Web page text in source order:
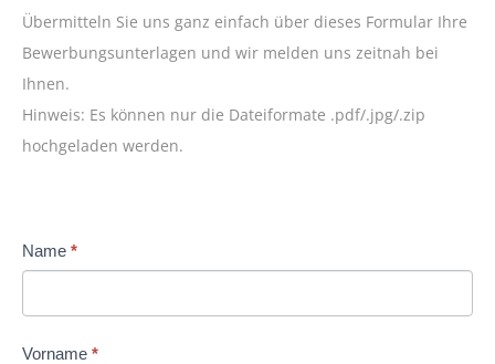
Übermitteln Sie uns ganz einfach über dieses Formular Ihre
Bewerbungsunterlagen und wir melden uns zeitnah bei
Ihnen.
Hinweis: Es können nur die Dateiformate .pdf/.jpg/.zip
hochgeladen werden.
Karriere
Warschun
Name *
Vorname *
Falls
menschlich
bist,